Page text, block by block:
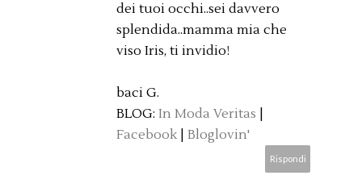
dei tuoi occhi..sei davvero
splendida..mamma mia che
viso Iris, ti invidio!
baci G.
BLOG: In Moda Veritas
Facebook
Bloglovin'
Rispondi